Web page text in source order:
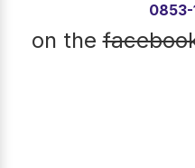
0853-
on the